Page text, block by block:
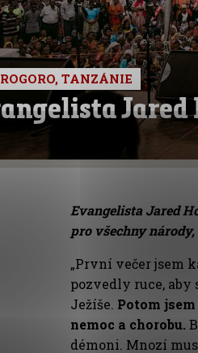
TANZÁNIE
Evangelista Jared
pro všechny
„První večer jsem
pozvedly ruce,
Ježíše. Potom
nemoc a chorobu.
démoni. Mnozí